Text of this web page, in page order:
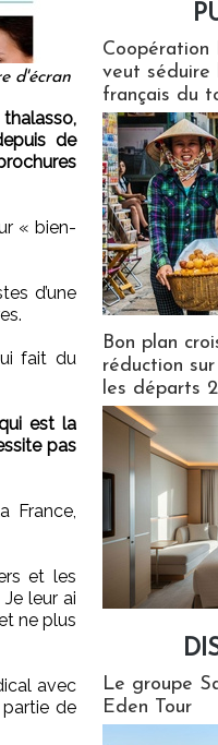
d'écran
de
« bien-
d’une
fait du
est la
pas
France,
et les
leur ai
ne plus
avec
de
Coopération
veut séduire
français du
Bon plan
réduction
les départs
Le groupe
Eden Tour